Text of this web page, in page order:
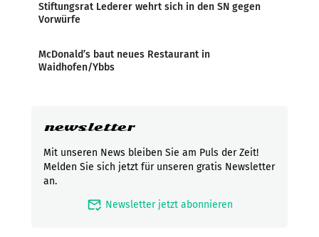
Stiftungsrat Lederer wehrt sich in den SN gegen
Vorwürfe
McDonald’s baut neues Restaurant in
Waidhofen/Ybbs
newsletter
Mit unseren News bleiben Sie am Puls der Zeit!
Melden Sie sich jetzt für unseren gratis Newsletter
an.
mark_email_read Newsletter jetzt abonnieren